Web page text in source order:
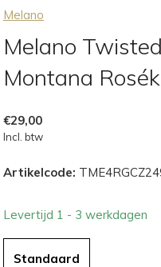
Melano
Melano
Montana
€29,00
Incl. btw
Artikelcode:
Levertijd 1 - 3 werkdagen
Standaard